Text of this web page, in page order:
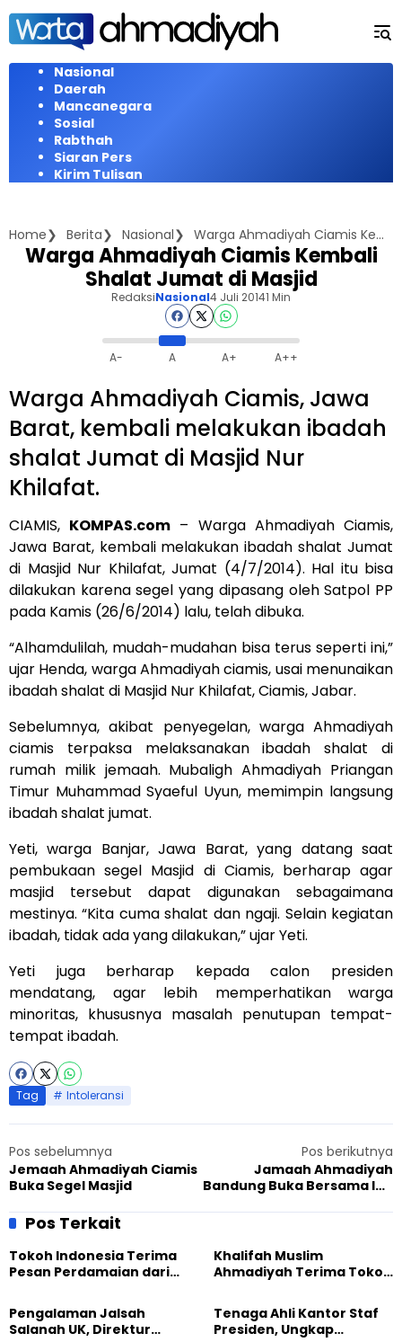
Langsung
konten
Nasional
Daerah
Mancanegara
Sosial
Rabthah
Siaran Pers
Kirim Tulisan
Home Berita Nasional Warga Ahmadiyah Ciamis Kembali Shalat Jumat di Masjid
Warga Ahmadiyah Ciamis Kembali
Shalat Jumat di Masjid
RedaksiNasional4 Juli 20141 Min
A- A A+ A++
Warga Ahmadiyah Ciamis, Jawa
Barat, kembali melakukan ibadah
shalat Jumat di Masjid Nur
Khilafat.
CIAMIS, KOMPAS.com – Warga Ahmadiyah Ciamis,
Jawa Barat, kembali melakukan ibadah shalat Jumat
di Masjid Nur Khilafat, Jumat (4/7/2014). Hal itu bisa
dilakukan karena segel yang dipasang oleh Satpol PP
pada Kamis (26/6/2014) lalu, telah dibuka.
“Alhamdulilah, mudah-mudahan bisa terus seperti ini,”
ujar Henda, warga Ahmadiyah ciamis, usai menunaikan
ibadah shalat di Masjid Nur Khilafat, Ciamis, Jabar.
Sebelumnya, akibat penyegelan, warga Ahmadiyah
ciamis terpaksa melaksanakan ibadah shalat di
rumah milik jemaah. Mubaligh Ahmadiyah Priangan
Timur Muhammad Syaeful Uyun, memimpin langsung
ibadah shalat jumat.
Yeti, warga Banjar, Jawa Barat, yang datang saat
pembukaan segel Masjid di Ciamis, berharap agar
masjid tersebut dapat digunakan sebagaimana
mestinya. “Kita cuma shalat dan ngaji. Selain kegiatan
ibadah, tidak ada yang dilakukan,” ujar Yeti.
Yeti juga berharap kepada calon presiden
mendatang, agar lebih memperhatikan warga
minoritas, khususnya masalah penutupan tempat-
tempat ibadah.
Tag Intoleransi
Pos sebelumnya
Jemaah Ahmadiyah Ciamis
Buka Segel Masjid
Pos berikutnya
Jamaah Ahmadiyah
Bandung Buka Bersama Ibu
Pos Terkait
Tokoh Indonesia Terima
Pesan Perdamaian dari
Ahmadiyah
Khalifah Muslim
Ahmadiyah Terima Tokoh
Khusus di Islamabad
Pengalaman Jalsah
Salanah UK, Direktur
Tenaga Ahli Kantor Staf
Presiden, Ungkap